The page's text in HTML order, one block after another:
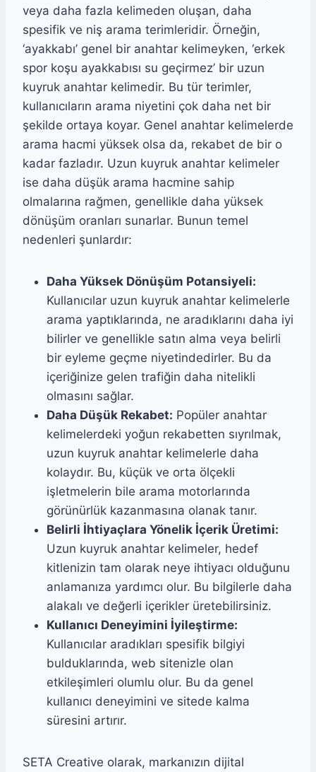
veya daha fazla kelimeden oluşan, daha
spesifik ve niş arama terimleridir. Örneğin,
‘ayakkabı’ genel bir anahtar kelimeyken, ‘erkek
spor koşu ayakkabısı su geçirmez’ bir uzun
kuyruk anahtar kelimedir. Bu tür terimler,
kullanıcıların arama niyetini çok daha net bir
şekilde ortaya koyar. Genel anahtar kelimelerde
arama hacmi yüksek olsa da, rekabet de bir o
kadar fazladır. Uzun kuyruk anahtar kelimeler
ise daha düşük arama hacmine sahip
olmalarına rağmen, genellikle daha yüksek
dönüşüm oranları sunarlar. Bunun temel
nedenleri şunlardır:
Daha Yüksek Dönüşüm Potansiyeli:
Kullanıcılar uzun kuyruk anahtar kelimelerle
arama yaptıklarında, ne aradıklarını daha iyi
bilirler ve genellikle satın alma veya belirli
bir eyleme geçme niyetindedirler. Bu da
içeriğinize gelen trafiğin daha nitelikli
olmasını sağlar.
Daha Düşük Rekabet: Popüler anahtar
kelimelerdeki yoğun rekabetten sıyrılmak,
uzun kuyruk anahtar kelimelerle daha
kolaydır. Bu, küçük ve orta ölçekli
işletmelerin bile arama motorlarında
görünürlük kazanmasına olanak tanır.
Belirli İhtiyaçlara Yönelik İçerik Üretimi:
Uzun kuyruk anahtar kelimeler, hedef
kitlenizin tam olarak neye ihtiyacı olduğunu
anlamanıza yardımcı olur. Bu bilgilerle daha
alakalı ve değerli içerikler üretebilirsiniz.
Kullanıcı Deneyimini İyileştirme:
Kullanıcılar aradıkları spesifik bilgiyi
bulduklarında, web sitenizle olan
etkileşimleri olumlu olur. Bu da genel
kullanıcı deneyimini ve sitede kalma
süresini artırır.
SETA Creative olarak, markanızın dijital